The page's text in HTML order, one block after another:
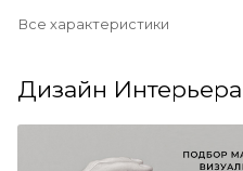
Все характеристики
Дизайн Интерьера